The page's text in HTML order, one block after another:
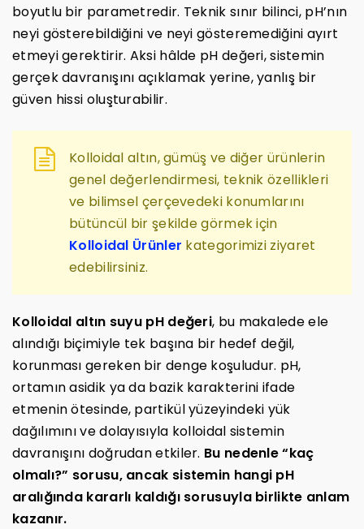
boyutlu bir parametredir. Teknik sınır bilinci, pH’nın
neyi gösterebildiğini ve neyi gösteremediğini ayırt
etmeyi gerektirir. Aksi hâlde pH değeri, sistemin
gerçek davranışını açıklamak yerine, yanlış bir
güven hissi oluşturabilir.
Kolloidal altın, gümüş ve diğer ürünlerin
genel değerlendirmesi, teknik özellikleri
ve bilimsel çerçevedeki konumlarını
bütüncül bir şekilde görmek için
Kolloidal Ürünler kategorimizi ziyaret
edebilirsiniz.
Kolloidal altın suyu pH değeri, bu makalede ele
alındığı biçimiyle tek başına bir hedef değil,
korunması gereken bir denge koşuludur. pH,
ortamın asidik ya da bazik karakterini ifade
etmenin ötesinde, partikül yüzeyindeki yük
dağılımını ve dolayısıyla kolloidal sistemin
davranışını doğrudan etkiler. Bu nedenle “kaç
olmalı?” sorusu, ancak sistemin hangi pH
aralığında kararlı kaldığı sorusuyla birlikte anlam
kazanır.